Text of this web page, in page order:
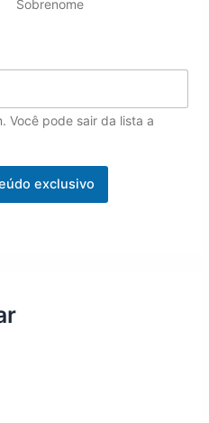
Sobrenome
Você pode sair da lista a
exclusivo